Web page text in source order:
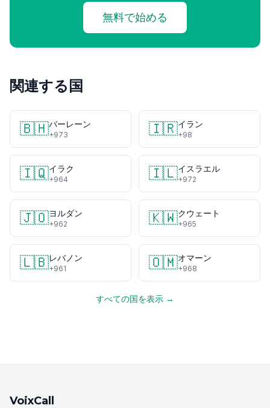
無料で始める
関連する国
🇧🇭バーレーン
+973 🇮🇷イラン
+98
🇮🇶イラク
+964 🇮🇱イスラエル
+972
🇯🇴ヨルダン
+962 🇰🇼クウェート
+965
🇱🇧レバノン
+961 🇴🇲オマーン
+968
すべての国を表示 →
VoixCall